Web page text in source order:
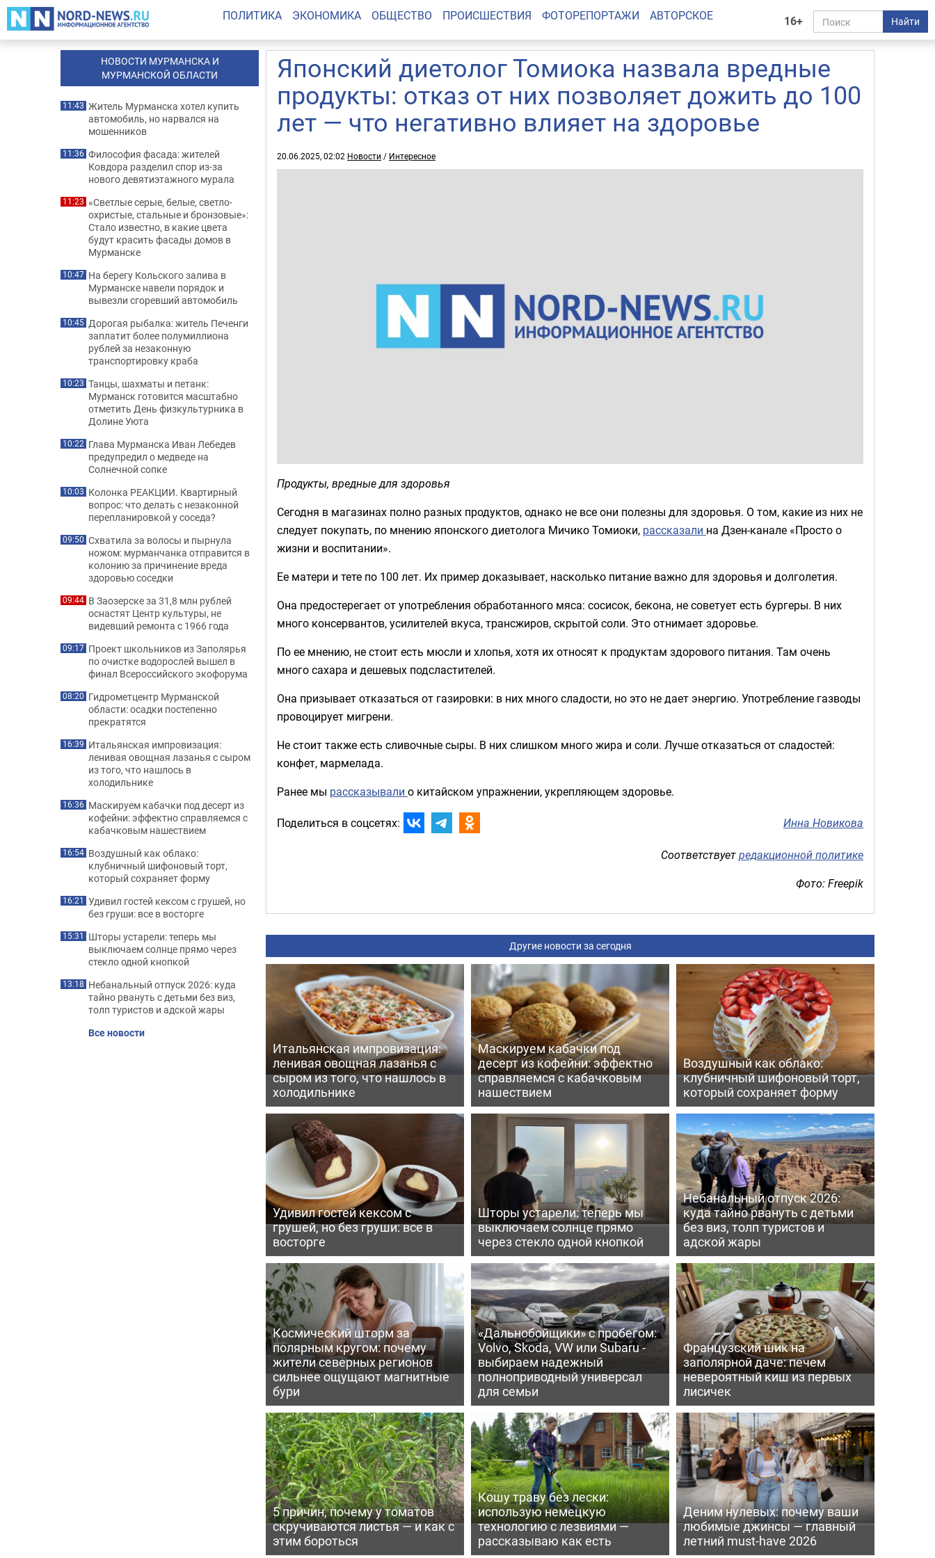
16+ Найти
ПОЛИТИКА ЭКОНОМИКА ОБЩЕСТВО ПРОИСШЕСТВИЯ ФОТОРЕПОРТАЖИ АВТОРСКОЕ
Японский диетолог Томиока назвала вредные
продукты: отказ от них позволяет дожить до 100
лет — что негативно влияет на здоровье
20.06.2025, 02:02 Новости / Интересное
Продукты, вредные для здоровья
Сегодня в магазинах полно разных продуктов, однако не все они полезны для здоровья. О том, какие из них не
следует покупать, по мнению японского диетолога Мичико Томиоки, рассказали на Дзен-канале «Просто о
жизни и воспитании».
Ее матери и тете по 100 лет. Их пример доказывает, насколько питание важно для здоровья и долголетия.
Она предостерегает от употребления обработанного мяса: сосисок, бекона, не советует есть бургеры. В них
много консервантов, усилителей вкуса, трансжиров, скрытой соли. Это отнимает здоровье.
По ее мнению, не стоит есть мюсли и хлопья, хотя их относят к продуктам здорового питания. Там очень
много сахара и дешевых подсластителей.
Она призывает отказаться от газировки: в них много сладости, но это не дает энергию. Употребление газводы
провоцирует мигрени.
Не стоит также есть сливочные сыры. В них слишком много жира и соли. Лучше отказаться от сладостей:
конфет, мармелада.
Ранее мы рассказывали о китайском упражнении, укрепляющем здоровье.
Поделиться в соцсетях: Инна Новикова
Соответствуетредакционной политике
Фото: Freepik
Другие новости за сегодня
Итальянская импровизация:
ленивая овощная лазанья с
сыром из того, что нашлось в
холодильнике
Маскируем кабачки под
десерт из кофейни: эффектно
справляемся с кабачковым
нашествием
Воздушный как облако:
клубничный шифоновый торт,
который сохраняет форму
Удивил гостей кексом с
грушей, но без груши: все в
восторге
Шторы устарели: теперь мы
выключаем солнце прямо
через стекло одной кнопкой
Небанальный отпуск 2026:
куда тайно рвануть с детьми
без виз, толп туристов и
адской жары
Космический шторм за
полярным кругом: почему
жители северных регионов
сильнее ощущают магнитные
бури
«Дальнобойщики» с пробегом:
Volvo, Skoda, VW или Subaru -
выбираем надежный
полноприводный универсал
для семьи
Французский шик на
заполярной даче: печем
невероятный киш из первых
лисичек
5 причин, почему у томатов
скручиваются листья — и как с
этим бороться
Кошу траву без лески:
использую немецкую
технологию с лезвиями —
рассказываю как есть
Деним нулевых: почему ваши
любимые джинсы — главный
летний must-have 2026
НОВОСТИ МУРМАНСКА И
МУРМАНСКОЙ ОБЛАСТИ
11:43 Житель Мурманска хотел купить
автомобиль, но нарвался на
мошенников
11:36 Философия фасада: жителей
Ковдора разделил спор из-за
нового девятиэтажного мурала
11:23 «Светлые серые, белые, светло-
охристые, стальные и бронзовые»:
Стало известно, в какие цвета
будут красить фасады домов в
Мурманске
10:47 На берегу Кольского залива в
Мурманске навели порядок и
вывезли сгоревший автомобиль
10:45 Дорогая рыбалка: житель Печенги
заплатит более полумиллиона
рублей за незаконную
транспортировку краба
10:23 Танцы, шахматы и петанк:
Мурманск готовится масштабно
отметить День физкультурника в
Долине Уюта
10:22 Глава Мурманска Иван Лебедев
предупредил о медведе на
Солнечной сопке
10:03 Колонка РЕАКЦИИ. Квартирный
вопрос: что делать с незаконной
перепланировкой у соседа?
09:50 Схватила за волосы и пырнула
ножом: мурманчанка отправится в
колонию за причинение вреда
здоровью соседки
09:44 В Заозерске за 31,8 млн рублей
оснастят Центр культуры, не
видевший ремонта с 1966 года
09:17 Проект школьников из Заполярья
по очистке водорослей вышел в
финал Всероссийского экофорума
08:20 Гидрометцентр Мурманской
области: осадки постепенно
прекратятся
16:39 Итальянская импровизация:
ленивая овощная лазанья с сыром
из того, что нашлось в
холодильнике
16:36 Маскируем кабачки под десерт из
кофейни: эффектно справляемся с
кабачковым нашествием
16:54 Воздушный как облако:
клубничный шифоновый торт,
который сохраняет форму
16:21 Удивил гостей кексом с грушей, но
без груши: все в восторге
15:31 Шторы устарели: теперь мы
выключаем солнце прямо через
стекло одной кнопкой
13:18 Небанальный отпуск 2026: куда
тайно рвануть с детьми без виз,
толп туристов и адской жары
Все новости